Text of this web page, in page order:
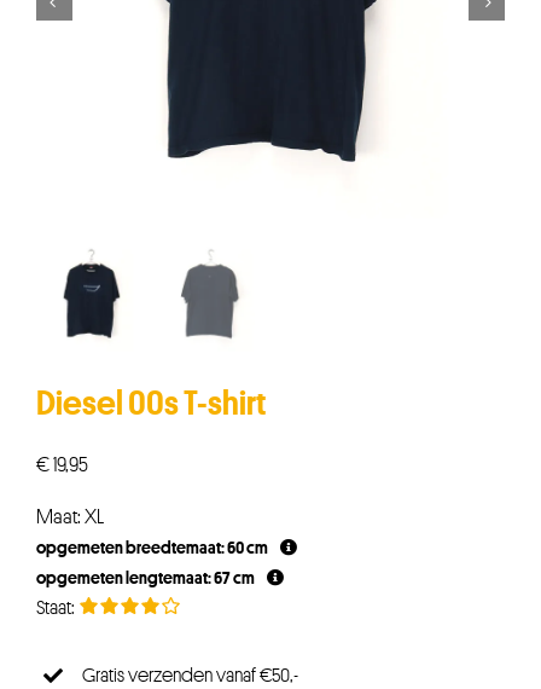
Diesel 00s T-shirt
€19,95
Maat: XL
opgemeten breedtemaat: 60 cm
opgemeten lengtemaat: 67 cm
Gratis verzenden vanaf €50,-